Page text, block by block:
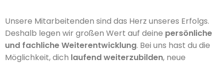
Unsere Mitarbeitenden sind das Herz unseres Erfolgs.
Deshalb legen wir großen Wert auf deine persönliche
und fachliche Weiterentwicklung. Bei uns hast du die
Möglichkeit, dich laufend weiterzubilden, neue